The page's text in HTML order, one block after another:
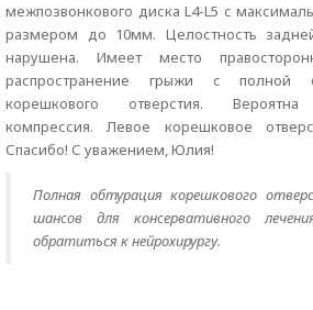
межпозвонкового диска L4-L5 с
размером до 10мм. Целостность
нарушена. Имеет место
распространение грыжи с полной
корешкового отверстия. Вероятна
компрессия. Левое корешковое
Спасибо! С уважением, Юлия!
Полная обтурация корешкового
шансов для консервативного
обратиться к нейрохирургу.